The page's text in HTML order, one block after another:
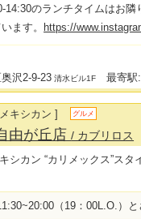
14:30のランチタイムはお
ます。
https://
沢2-9-23 清水ビル1F 最寄駅:
キシカン ] グルメ
由が丘店/ カブリロス
シカン “カリメックス”ス
（19：00L.O.）